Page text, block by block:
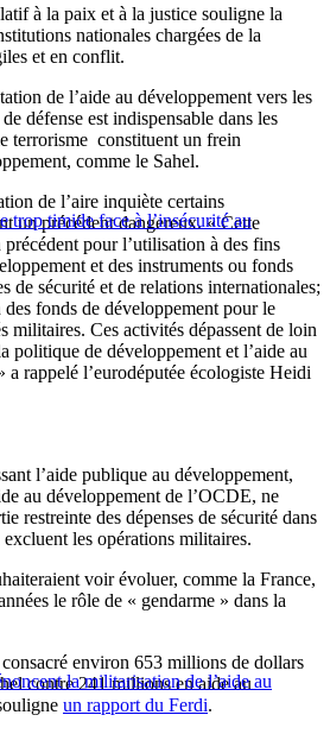
à la paix et à la justice souligne la
nationales chargées de la
et en conflit.
de l’aide au développement vers les
défense est indispensable dans les
terrorisme constituent un frein
comme le Sahel.
trop timide face à l’insécurité au
de l’aire inquiète certains
un précédent dangereux. « Cette
pour l’utilisation à des fins
et des instruments ou fonds
de sécurité et de relations internationales;
fonds de développement pour le
militaires. Ces activités dépassent de loin
politique de développement et l’aide au
rappelé l’eurodéputée écologiste Heidi
l’aide publique au développement,
au développement de l’OCDE, ne
restreinte des dépenses de sécurité dans
les opérations militaires.
voir évoluer, comme la France,
le rôle de « gendarme » dans la
la militarisation de l’aide au
environ 653 millions de dollars
contre 241 millions en aide au
un rapport du Ferdi.